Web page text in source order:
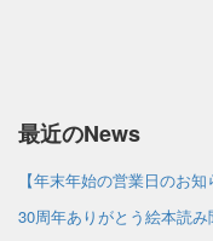
最近のNews
【年末年始の営業日のお知
30周年ありがとう絵本読み